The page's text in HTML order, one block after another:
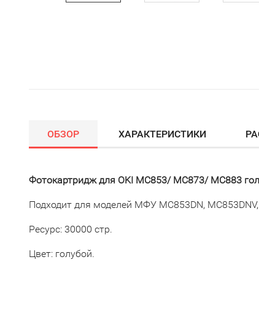
ОБЗОР ХАРАКТЕРИСТИКИ
Фотокартридж для OKI MC853/ MC873/ MC883
Подходит для моделей МФУ MC853DN, MC853DNV,
Ресурс: 30000 стр.
Цвет: голубой.